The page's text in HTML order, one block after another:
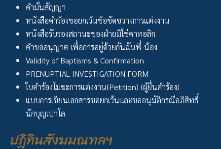
คำมั่นสัญญา
หนังสือคำร้องขอยกเว้นข้อขัดขวางการแต่งงาน
หนังสือรับรองสถานะของฝ่ายมิใช่คาทอลิก
คำขออนุญาต เพื่อการอยู่ด้วยกันฉันพี่-น้อง
Validity of Baptisms & Confirmation
PRENUPTIAL INVESTIGATION FORM
ใบคำร้องโมฆะการแต่งงาน(Petition) (ผู้ยื่นคำร้อง)
แบบการเขียนเอกสารขอยกเว้นและขออนุมัติกรณีอภิสิทธิ์
นักบุญเปาโล
ปฏิทินสังฆมณฑลฯ